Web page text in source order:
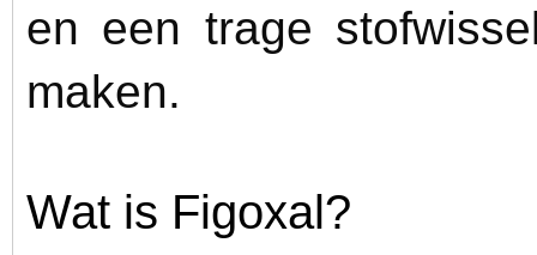
en een trage
maken.
Wat is Figoxal?